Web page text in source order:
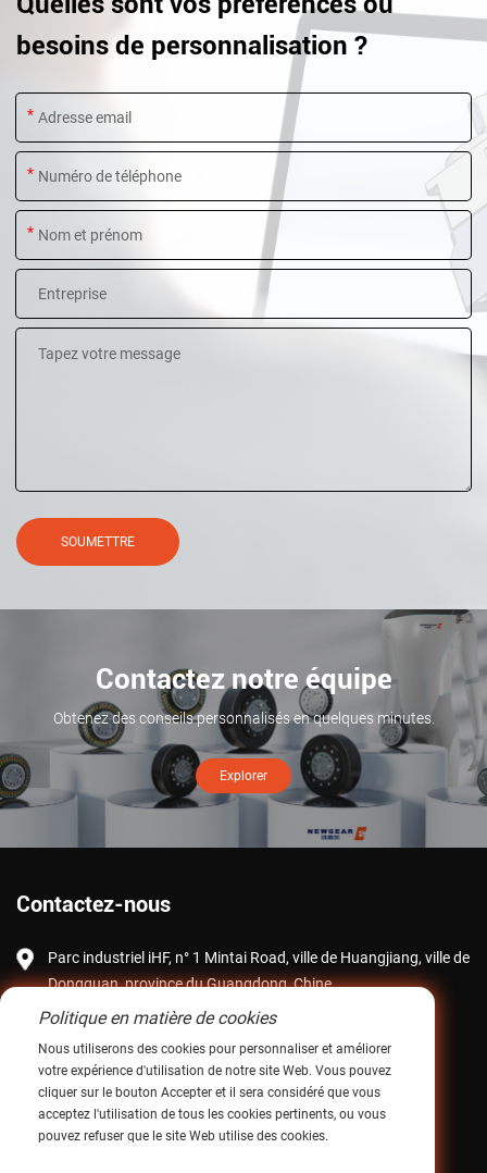
besoins de personnalisation ?
*
*
*
SOUMETTRE
Contactez notre équipe
Obtenez des conseils personnalisés en quelques minutes.
Explorer
Contactez-nous
Parc industriel iHF, n° 1 Mintai Road, ville de Huangjiang, ville de
Dongguan, province du Guangdong, Chine
Courriel :intltrade@ihfcn.com
Téléphone :+ 86 155 0755 7296 (Steve Pang)
+ 86 150 1293 8124 (Sunny Qian)
Fax : +86-0769-82868510
Politique en matière de cookies
Nous utiliserons des cookies pour personnaliser et améliorer
votre expérience d'utilisation de notre site Web. Vous pouvez
cliquer sur le bouton Accepter et il sera considéré que vous
acceptez l'utilisation de tous les cookies pertinents, ou vous
pouvez refuser que le site Web utilise des cookies.